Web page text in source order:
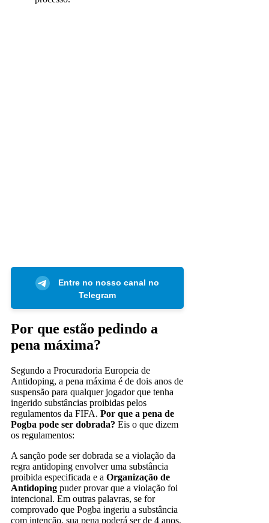
Entre no nosso canal no
Telegram
Por que estão pedindo a
pena máxima?
Segundo a Procuradoria Europeia de
Antidoping, a pena máxima é de dois anos de
suspensão para qualquer jogador que tenha
ingerido substâncias proibidas pelos
regulamentos da FIFA. Por que a pena de
Pogba pode ser dobrada? Eis o que dizem
os regulamentos:
A sanção pode ser dobrada se a violação da
regra antidoping envolver uma substância
proibida especificada e a Organização de
Antidoping puder provar que a violação foi
intencional. Em outras palavras, se for
comprovado que Pogba ingeriu a substância
com intenção, sua pena poderá ser de 4 anos,